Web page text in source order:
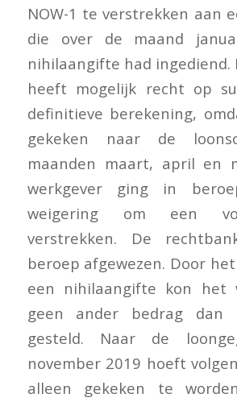
NOW-1 te verstrekken aan
die over de maand
nihilaangifte had ingediend.
heeft mogelijk recht op
definitieve berekening,
gekeken naar de
maanden maart, april en
werkgever ging in
weigering om een
verstrekken. De
beroep afgewezen. Door
een nihilaangifte kon het
geen ander bedrag dan
gesteld. Naar de
november 2019 hoeft
alleen gekeken te